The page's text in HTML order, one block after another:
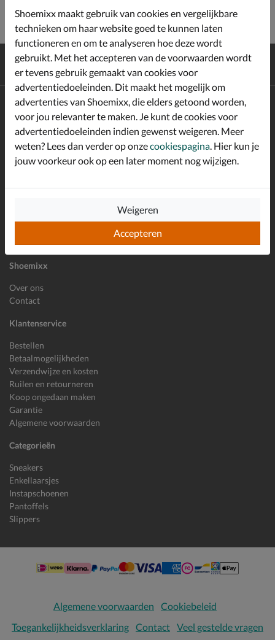
Gratisverzending en retour*
Achterafbetalen
Shoemixx
Over ons
Contact
Klantenservice
Bestellen
Betaalmogelijkheden
Verzendwijze en kosten
Ruilen en retourneren
Koop ongedaan maken
Garantie
Algemene voorwaarden
Categorieën
Sneakers
Enkellaarsjes
Instapschoenen
Pantoffels
Slippers
Altijd op de hoogte zijn?
Schrijf je in voor de Shoemixx nieuwsbrief en ontvang €10,-
welkomstkorting!
Inschrijven
Algemene voorwaarden
Cookiebeleid
Toegankelijkheidsverklaring Contact Veel gestelde vragen
Shoemixx maakt gebruik van cookies en vergelijkbare
technieken om haar website goed te kunnen laten
functioneren en om te analyseren hoe deze wordt
gebruikt. Met het accepteren van de voorwaarden wordt
er tevens gebruik gemaakt van cookies voor
advertentiedoeleinden. Dit maakt het mogelijk om
advertenties van Shoemixx, die elders getoond worden,
voor jou relevanter te maken. Je kunt de cookies voor
advertentiedoeleinden indien gewenst weigeren. Meer
weten? Lees dan verder op onzecookiespagina. Hier kun je
jouw voorkeur ook op een later moment nog wijzigen.
Accepteren
Weigeren